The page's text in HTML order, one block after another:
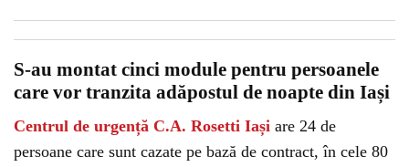
S-au montat cinci module pentru persoanele
care vor tranzita adăpostul de noapte din Iași
Centrul de urgență C.A. Rosetti Iași are 24 de
persoane care sunt cazate pe bază de contract, în cele 80